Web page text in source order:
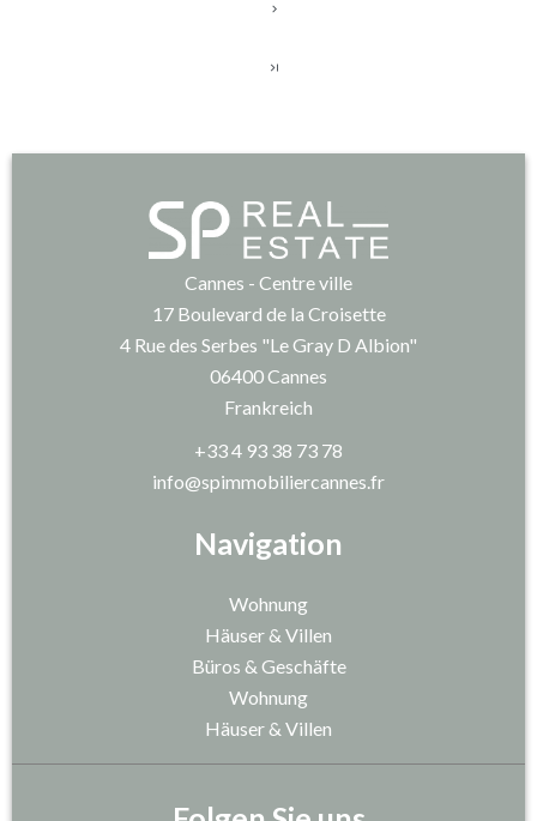
Navigation
Wohnung
Häuser & Villen
Büros & Geschäfte
Wohnung
Häuser & Villen
Cannes - Centre ville
17 Boulevard de la Croisette
4 Rue des Serbes "Le Gray D Albion"
06400Cannes
Frankreich
+33 4 93 38 73 78
info@spimmobiliercannes.fr